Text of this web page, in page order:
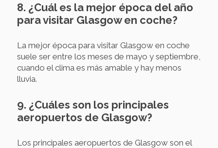
8. ¿Cuál es la mejor época del año
para visitar Glasgow en coche?
La mejor época para visitar Glasgow en coche
suele ser entre los meses de mayo y septiembre,
cuando el clima es más amable y hay menos
lluvia.
9. ¿Cuáles son los principales
aeropuertos de Glasgow?
Los principales aeropuertos de Glasgow son el